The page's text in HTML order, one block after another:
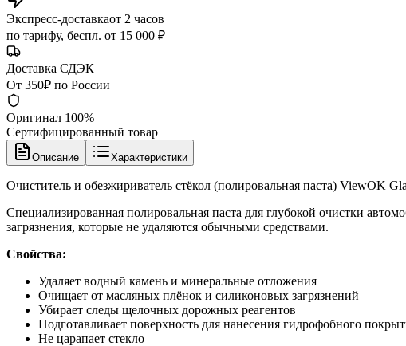
Экспресс-доставкаот 2 часов
по тарифу, беспл. от 15 000 ₽
Доставка СДЭК
От 350₽ по России
Оригинал 100%
Сертифицированный товар
Описание Характеристики
Очиститель и обезжириватель стёкол (полировальная паста) ViewOK
Специализированная полировальная паста для глубокой очистки
загрязнения, которые не удаляются обычными средствами.
Свойства:
Удаляет водный камень и минеральные отложения
Очищает от масляных плёнок и силиконовых загрязнений
Убирает следы щелочных дорожных реагентов
Подготавливает поверхность для нанесения гидрофобного
Не царапает стекло